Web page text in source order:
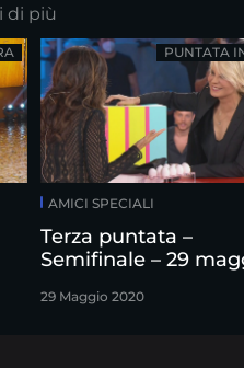
di più
AMICI SPECIALI
Terza puntata –
Semifinale – 29
29 Maggio 2020
PUNTATA